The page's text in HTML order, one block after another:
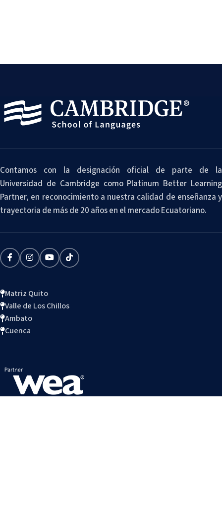
Contamos con la designación oficial de parte de la
Universidad de Cambridge como Platinum Better Learning
Partner, en reconocimiento a nuestra calidad de enseñanza y
trayectoria de más de 20 años en el mercado Ecuatoriano.
Matriz Quito
Valle de Los Chillos
Ambato
Cuenca